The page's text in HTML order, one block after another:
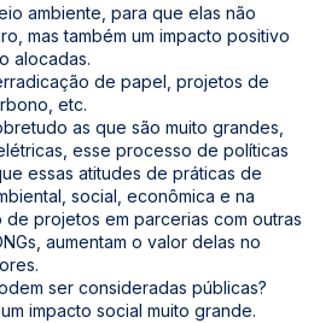
ambiente, para que elas não
mas também um impacto positivo
alocadas.
de papel, projetos de
etc.
as que são muito grandes,
esse processo de políticas
essas atitudes de práticas de
social, econômica e na
projetos em parcerias com outras
aumentam o valor delas no
ser consideradas públicas?
impacto social muito grande.